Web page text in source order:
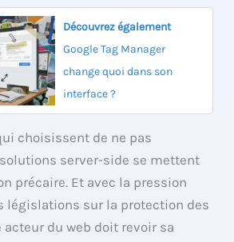
Découvrez également
Google Tag Manager
change quoi dans son
interface ?
choisissent de ne pas
server-side se mettent
précaire. Et avec la pression
législations sur la protection des
acteur du web doit revoir sa